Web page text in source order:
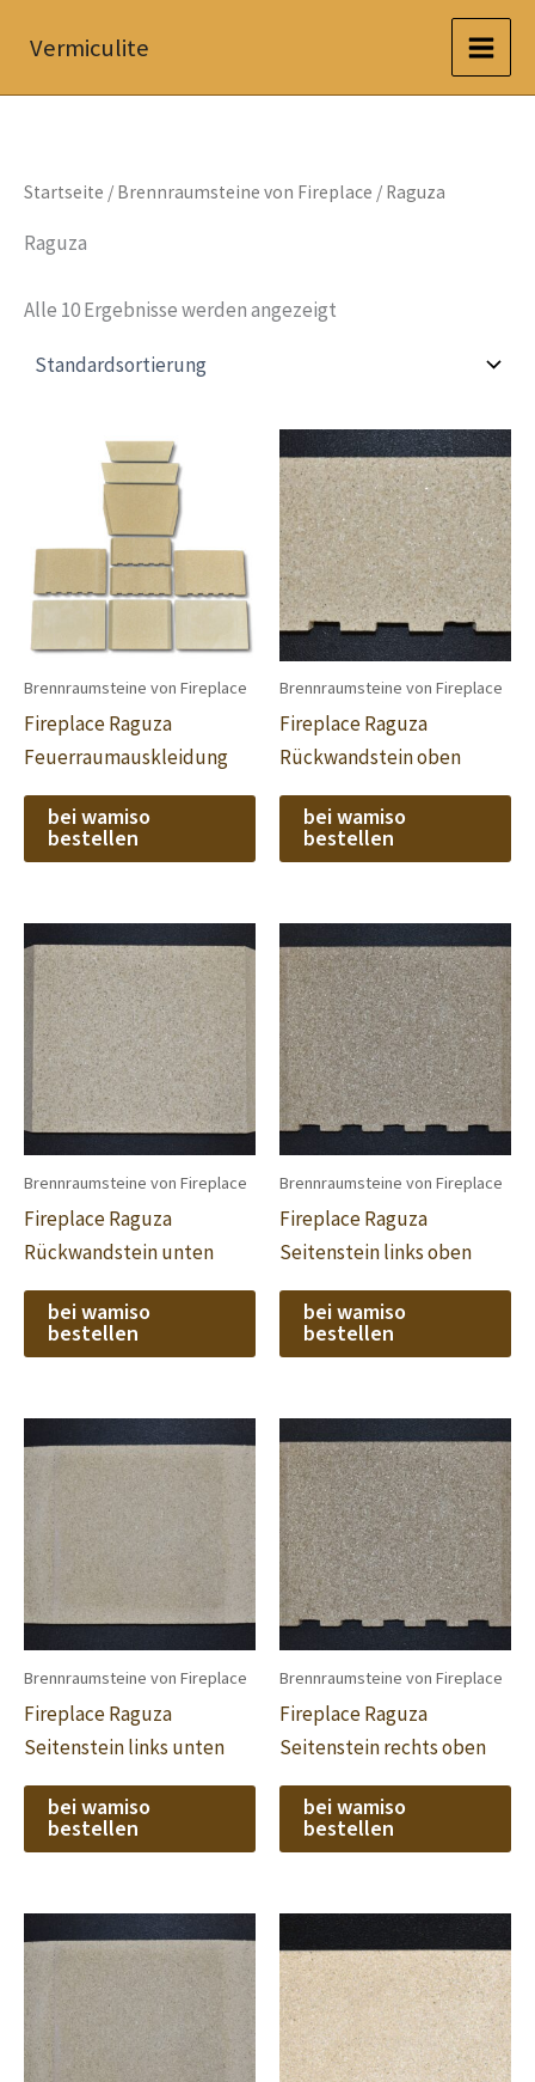
InhaltVermiculite
Startseite / Brennraumsteine von Fireplace / Raguza
Raguza
Alle 10 Ergebnisse werden angezeigt
Brennraumsteine von Fireplace
Fireplace Raguza
Feuerraumauskleidung
bei wamiso
bestellen
Brennraumsteine von Fireplace
Fireplace Raguza
Rückwandstein oben
bei wamiso
bestellen
Brennraumsteine von Fireplace
Fireplace Raguza
Rückwandstein unten
bei wamiso
bestellen
Brennraumsteine von Fireplace
Fireplace Raguza
Seitenstein links oben
bei wamiso
bestellen
Brennraumsteine von Fireplace
Fireplace Raguza
Seitenstein links unten
bei wamiso
bestellen
Brennraumsteine von Fireplace
Fireplace Raguza
Seitenstein rechts oben
bei wamiso
bestellen